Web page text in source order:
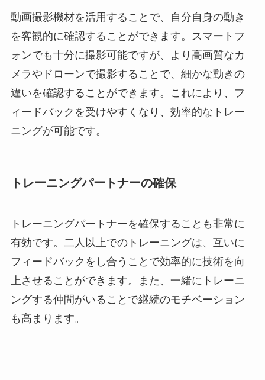
動画撮影機材を活用することで、自分自身の動き
を客観的に確認することができます。スマートフ
ォンでも十分に撮影可能ですが、より高画質なカ
メラやドローンで撮影することで、細かな動きの
違いを確認することができます。これにより、フ
ィードバックを受けやすくなり、効率的なトレー
ニングが可能です。
トレーニングパートナーの確保
トレーニングパートナーを確保することも非常に
有効です。二人以上でのトレーニングは、互いに
フィードバックをし合うことで効率的に技術を向
上させることができます。また、一緒にトレーニ
ングする仲間がいることで継続のモチベーション
も高まります。